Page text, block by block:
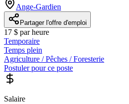
Ange-Gardien
Partager l'offre d'emploi
17 $ par heure
Temporaire
Temps plein
Agriculture / Pêches / Foresterie
Postuler pour ce poste
Salaire